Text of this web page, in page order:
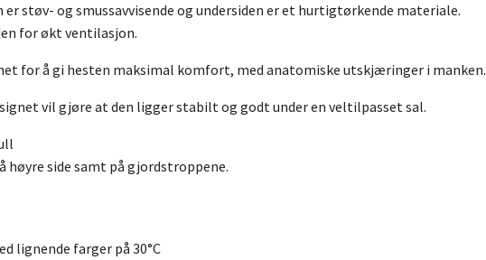
støv- og smussavvisende og undersiden er et hurtigtørkende materiale.
for økt ventilasjon.
for å gi hesten maksimal komfort, med anatomiske utskjæringer i manken.
vil gjøre at den ligger stabilt og godt under en veltilpasset sal.
høyre side samt på gjordstroppene.
lignende farger på 30°C